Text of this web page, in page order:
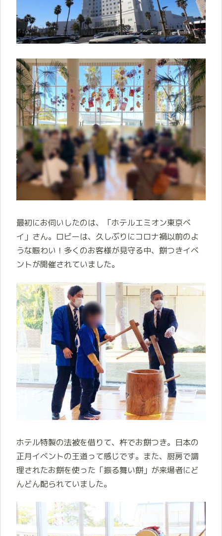
最初にお伺いしたのは、「ホテルエミオン東京ベ
イ」さん。ロビーは、久しぶりにコロナ禍以前のよ
うな賑わい！多くのお客様が見守る中、餅つきイベ
ントが開催されていました。
ホテル特製の法被を借りて、杵でお餅つき。日本の
正月イベントの王道って感じです。また、厨房で調
理されたお餅を使った「振る舞い餅」が来場者にど
んどん配られていました。